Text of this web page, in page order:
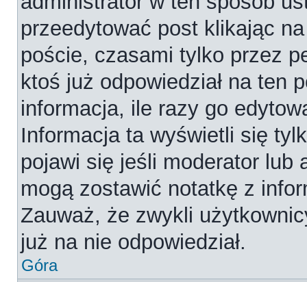
przeedytować post klikając
poście, czasami tylko przez
ktoś już odpowiedział na ten
informacja, ile razy go
Informacja ta wyświetli się
pojawi się jeśli moderator lub
mogą zostawić notatkę z
Zauważ, że zwykli
już na nie odpowiedział.
Góra